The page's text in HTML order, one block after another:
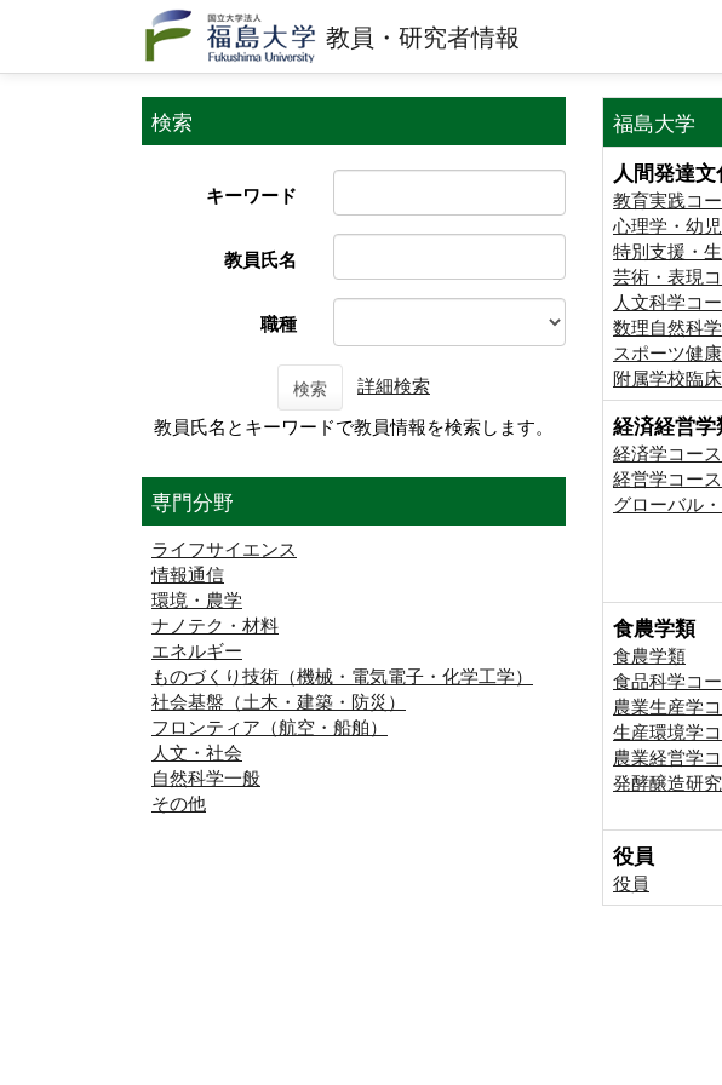
教員・研究者情報
検索
キーワード
教員氏名
職種
検索
詳細検索
教員氏名とキーワードで教員情報を検索します。
専門分野
ライフサイエンス
情報通信
環境・農学
ナノテク・材料
エネルギー
ものづくり技術（機械・電気電子・化学工学）
社会基盤（土木・建築・防災）
フロンティア（航空・船舶）
人文・社会
自然科学一般
その他
福島大学
人間発達
教育実践コ
心理学・幼
特別支援・
芸術・表現
人文科学コ
数理自然科
スポーツ健
附属学校臨
経済経営学
経済学コース
経営学コース
グローバル
食農学類
食農学類
食品科学コ
農業生産学
生産環境学
農業経営学
発酵醸造研
役員
役員